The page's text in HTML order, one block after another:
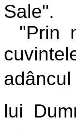
Sale".
"Prin
lui